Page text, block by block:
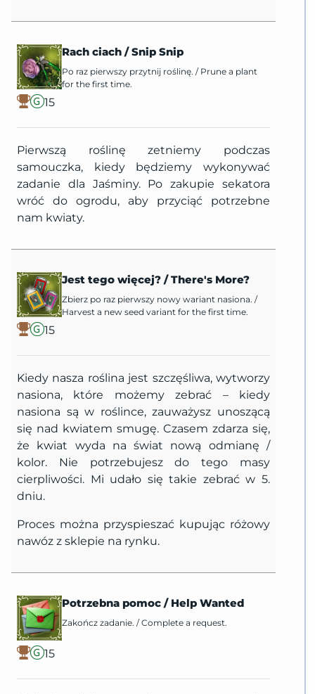
15
Rach ciach /Snip Snip
Po raz pierwszy przytnij roślinę. / Prune a plant
for the first time.
Pierwszą roślinę zetniemy podczas
samouczka, kiedy będziemy wykonywać
zadanie dla Jaśminy. Po zakupie sekatora
wróć do ogrodu, aby przyciąć potrzebne
nam kwiaty.
15
Jest tego więcej? /There's More?
Zbierz po raz pierwszy nowy wariant nasiona. /
Harvest a new seed variant for the first time.
Kiedy nasza roślina jest szczęśliwa, wytworzy
nasiona, które możemy zebrać – kiedy
nasiona są w roślince, zauważysz unoszącą
się nad kwiatem smugę. Czasem zdarza się,
że kwiat wyda na świat nową odmianę /
kolor. Nie potrzebujesz do tego masy
cierpliwości. Mi udało się takie zebrać w 5.
dniu.
Proces można przyspieszać kupując różowy
nawóz z sklepie na rynku.
15
Potrzebna pomoc / Help Wanted
Zakończ zadanie. /Complete a request.